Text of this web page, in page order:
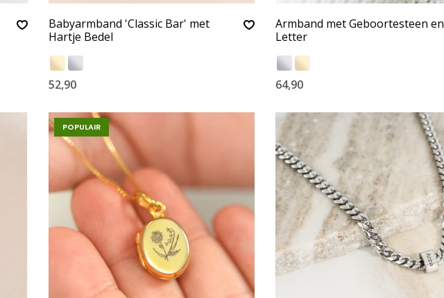
Babyarmband 'Classic Bar' met
Hartje Bedel
52,90
Armband met Geboortesteen en
Letter
64,90
POPULAIR